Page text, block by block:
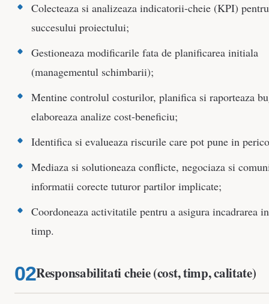
Colecteaza si analizeaza indicatorii-cheie (KPI)
succesului proiectului;
Gestioneaza modificarile fata de planificarea initiala
(managementul schimbarii);
Mentine controlul costurilor, planifica si raporteaza
elaboreaza analize cost-beneficiu;
Identifica si evalueaza riscurile care pot pune in
Mediaza si solutioneaza conflicte, negociaza si
informatii corecte tuturor partilor implicate;
Coordoneaza activitatile pentru a asigura incadrarea
timp.
Responsabilitati cheie (cost, timp, calitate)